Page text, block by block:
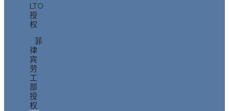
LTO
授
权
菲
律
宾
劳
工
部
授
权